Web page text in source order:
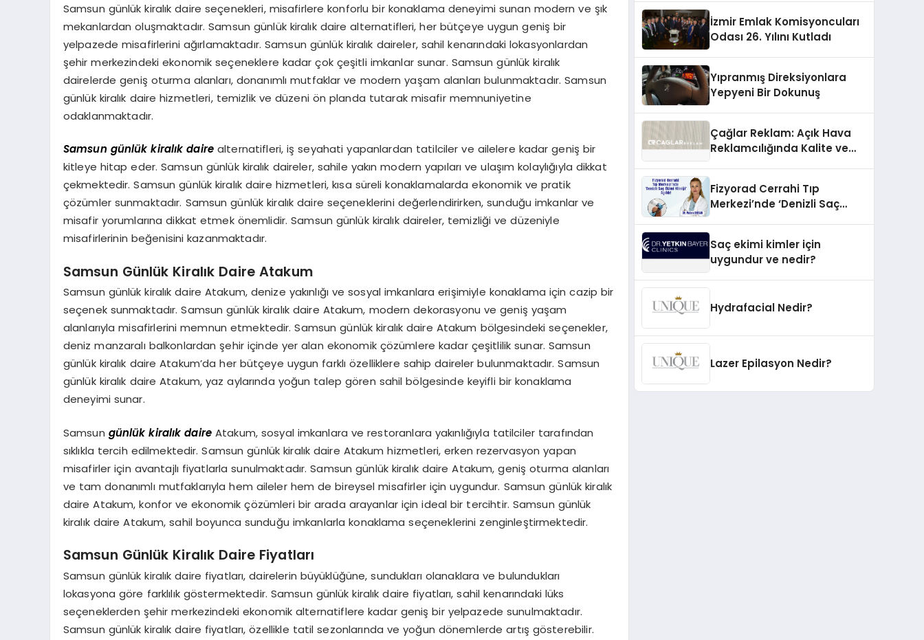
Samsun günlük kiralık daire seçenekleri, misafirlere konforlu bir konaklama deneyimi sunan modern ve şık
mekanlardan oluşmaktadır. Samsun günlük kiralık daire alternatifleri, her bütçeye uygun geniş bir
yelpazede misafirlerini ağırlamaktadır. Samsun günlük kiralık daireler, sahil kenarındaki lokasyonlardan
şehir merkezindeki ekonomik seçeneklere kadar çok çeşitli imkanlar sunar. Samsun günlük kiralık
dairelerde geniş oturma alanları, donanımlı mutfaklar ve modern yaşam alanları bulunmaktadır. Samsun
günlük kiralık daire hizmetleri, temizlik ve düzeni ön planda tutarak misafir memnuniyetine
odaklanmaktadır.
Samsun günlük kiralık daire alternatifleri, iş seyahati yapanlardan tatilciler ve ailelere kadar geniş bir
kitleye hitap eder. Samsun günlük kiralık daireler, sahile yakın modern yapıları ve ulaşım kolaylığıyla dikkat
çekmektedir. Samsun günlük kiralık daire hizmetleri, kısa süreli konaklamalarda ekonomik ve pratik
çözümler sunmaktadır. Samsun günlük kiralık daire seçeneklerini değerlendirirken, sunduğu imkanlar ve
misafir yorumlarına dikkat etmek önemlidir. Samsun günlük kiralık daireler, temizliği ve düzeniyle
misafirlerinin beğenisini kazanmaktadır.
Samsun Günlük Kiralık Daire Atakum
Samsun günlük kiralık daire Atakum, denize yakınlığı ve sosyal imkanlara erişimiyle konaklama için cazip bir
seçenek sunmaktadır. Samsun günlük kiralık daire Atakum, modern dekorasyonu ve geniş yaşam
alanlarıyla misafirlerini memnun etmektedir. Samsun günlük kiralık daire Atakum bölgesindeki seçenekler,
deniz manzaralı balkonlardan şehir içinde yer alan ekonomik çözümlere kadar çeşitlilik sunar. Samsun
günlük kiralık daire Atakum’da her bütçeye uygun farklı özelliklere sahip daireler bulunmaktadır. Samsun
günlük kiralık daire Atakum, yaz aylarında yoğun talep gören sahil bölgesinde keyifli bir konaklama
deneyimi sunar.
Samsun günlük kiralık daire Atakum, sosyal imkanlara ve restoranlara yakınlığıyla tatilciler tarafından
sıklıkla tercih edilmektedir. Samsun günlük kiralık daire Atakum hizmetleri, erken rezervasyon yapan
misafirler için avantajlı fiyatlarla sunulmaktadır. Samsun günlük kiralık daire Atakum, geniş oturma alanları
ve tam donanımlı mutfaklarıyla hem aileler hem de bireysel misafirler için uygundur. Samsun günlük kiralık
daire Atakum, konfor ve ekonomik çözümleri bir arada arayanlar için ideal bir tercihtir. Samsun günlük
kiralık daire Atakum, sahil boyunca sunduğu imkanlarla konaklama seçeneklerini zenginleştirmektedir.
Samsun Günlük Kiralık Daire Fiyatları
Samsun günlük kiralık daire fiyatları, dairelerin büyüklüğüne, sundukları olanaklara ve bulundukları
lokasyona göre farklılık göstermektedir. Samsun günlük kiralık daire fiyatları, sahil kenarındaki lüks
seçeneklerden şehir merkezindeki ekonomik alternatiflere kadar geniş bir yelpazede sunulmaktadır.
Samsun günlük kiralık daire fiyatları, özellikle tatil sezonlarında ve yoğun dönemlerde artış gösterebilir.
İzmir Emlak Komisyoncuları
Odası 26. Yılını Kutladı
Yıpranmış Direksiyonlara
Yepyeni Bir Dokunuş
Çağlar Reklam: Açık Hava
Reklamcılığında Kalite ve
Fizyorad Cerrahi Tıp
Merkezi’nde ‘Denizli Saç
Saç ekimi kimler için
uygundur ve nedir?
Hydrafacial Nedir?
Lazer Epilasyon Nedir?